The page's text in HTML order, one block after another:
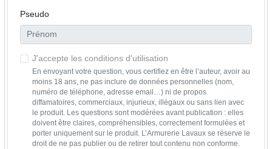
Pseudo
J'accepte les conditions d'utilisation
En envoyant votre question, vous certifiez en être l’auteur, avoir au
moins 18 ans, ne pas inclure de données personnelles (nom,
numéro de téléphone, adresse email…) ni de propos
diffamatoires, commerciaux, injurieux, illégaux ou sans lien avec
le produit. Les questions sont modérées avant publication : elles
doivent être claires, compréhensibles, correctement formulées et
porter uniquement sur le produit. L’Armurerie Lavaux se réserve le
droit de ne pas publier ou de retirer tout contenu non conforme.